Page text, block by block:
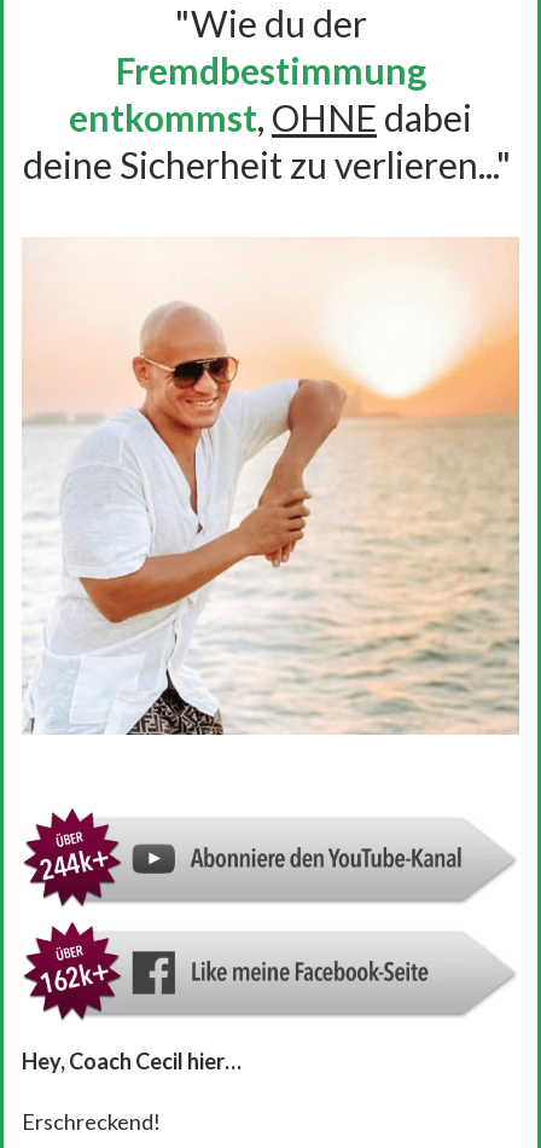
"Wie du der
Fremdbestimmung
entkommst, OHNE dabei
deine Sicherheit zu verlieren..."
Hey, Coach Cecil hier…
Erschreckend!